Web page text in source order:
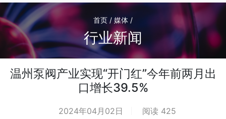
首页 / 媒体 /
行业新闻
温州泵阀产业实现“开门红”今年前两月出
口增长39.5%
2024年04月02日 阅读 425